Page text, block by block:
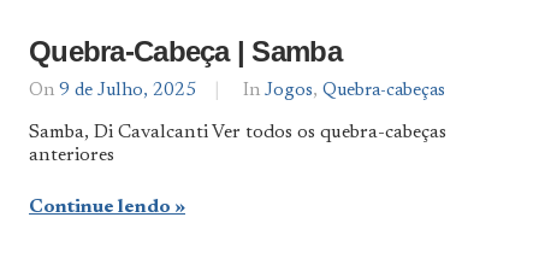
Quebra-Cabeça | Samba
On 9 de Julho, 2025
By
De
In Jogos, Quebra-cabeças
Samba, Di Cavalcanti Ver todos os quebra-cabeças
anteriores
Continue lendo